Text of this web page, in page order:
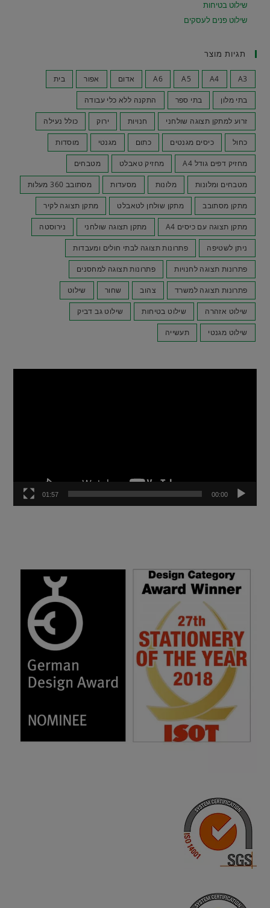
שילוט בטיחות
שילוט פנים לעסקים
תגיות מוצר
A3
A4
A5
A6 אדום אפור בית
בתי מלון בתי ספר התקנה ללא כלי עבודה
זרוע למתקן תצוגה שולחני חנויות ירוק כולל נעילה
כחול כיסים מגנטים כתום מגנטי מוסדות
מחזיק דפים גודל A4 מחזיק טאבלט מטבחים
מטבחים ומלונות מלונות מסעדות מסתובב 360 מעלות
מתקן מסתובב מתקן שולחן לטאבלט מתקן תצוגה לקיר
מתקן תצוגה עם כיסים A4 מתקן תצוגה שולחני נירוסטה
ניתן לשטיפה פתרונות תצוגה לבתי חולים ומעבדות
פתרונות תצוגה לחנויות פתרונות תצוגה למחסנים
פתרונות תצוגה למשרד צהוב שחור שילוט
שילוט אזהרה שילוט בטיחות שילוט גב דביק
שילוט מגנטי תעשייה
00:00
01:57